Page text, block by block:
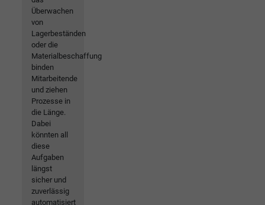
Überwachen
von
Lagerbeständen
oder die
Materialbeschaffung
binden
Mitarbeitende
und ziehen
Prozesse in
die Länge.
Dabei
könnten all
diese
Aufgaben
längst
sicher und
zuverlässig
automatisiert